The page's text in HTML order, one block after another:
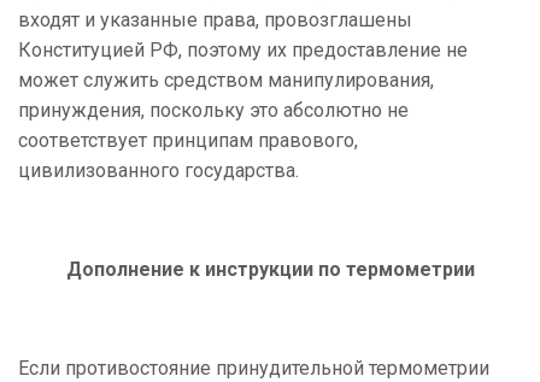
входят и указанные права, провозглашены
Конституцией РФ, поэтому их предоставление не
может служить средством манипулирования,
принуждения, поскольку это абсолютно не
соответствует принципам правового,
цивилизованного государства.
Дополнение к инструкции по термометрии
Если противостояние принудительной термометрии